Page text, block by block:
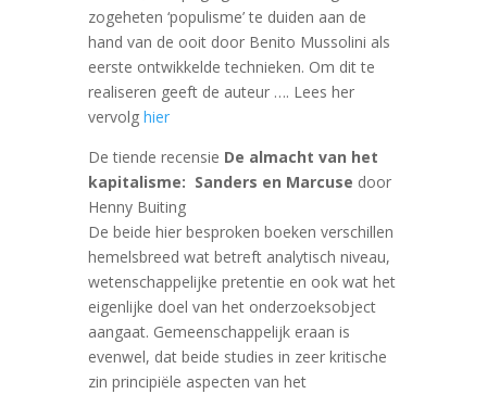
zogeheten ‘populisme’ te duiden aan de
hand van de ooit door Benito Mussolini als
eerste ontwikkelde technieken. Om dit te
realiseren geeft de auteur …. Lees her
vervolg hier
De tiende recensie De almacht van het
kapitalisme: Sanders en Marcuse door
Henny Buiting
De beide hier besproken boeken verschillen
hemelsbreed wat betreft analytisch niveau,
wetenschappelijke pretentie en ook wat het
eigenlijke doel van het onderzoeksobject
aangaat. Gemeenschappelijk eraan is
evenwel, dat beide studies in zeer kritische
zin principiële aspecten van het